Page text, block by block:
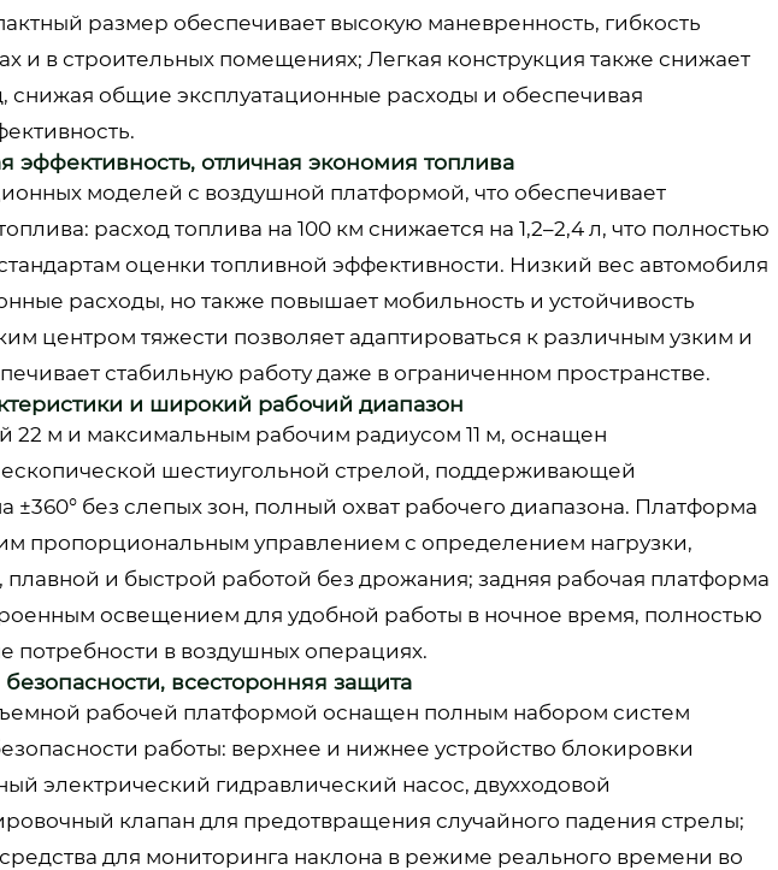
размер обеспечивает высокую маневренность, гибкость
и в строительных помещениях; Легкая конструкция также снижает
снижая общие эксплуатационные расходы и обеспечивая
эффективность, отличная экономия топлива
моделей с воздушной платформой, что обеспечивает
расход топлива на 100 км снижается на 1,2–2,4 л, что полностью
оценки топливной эффективности. Низкий вес автомобиля
расходы, но также повышает мобильность и устойчивость
центром тяжести позволяет адаптироваться к различным узким и
стабильную работу даже в ограниченном пространстве.
и широкий рабочий диапазон
22 м и максимальным рабочим радиусом 11 м, оснащен
шестиугольной стрелой, поддерживающей
без слепых зон, полный охват рабочего диапазона. Платформа
пропорциональным управлением с определением нагрузки,
и быстрой работой без дрожания; задняя рабочая платформа
освещением для удобной работы в ночное время, полностью
потребности в воздушных операциях.
всесторонняя защита
рабочей платформой оснащен полным набором систем
работы: верхнее и нижнее устройство блокировки
электрический гидравлический насос, двухходовой
клапан для предотвращения случайного падения стрелы;
для мониторинга наклона в режиме реального времени во